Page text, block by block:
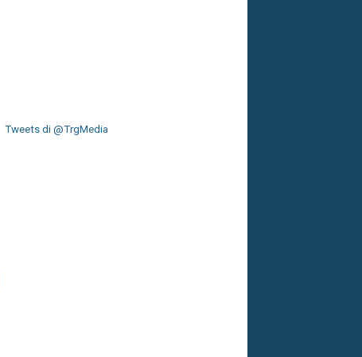
Tweets di @TrgMedia